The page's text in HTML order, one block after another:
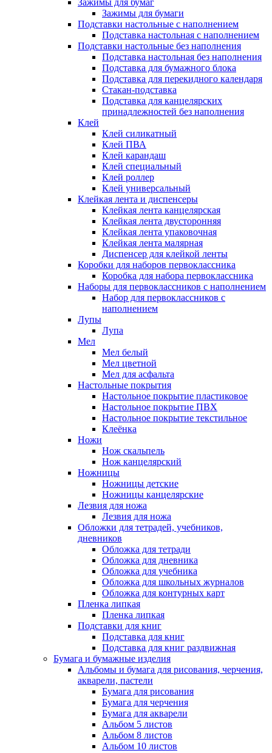
Зажимы для бумаг
Зажимы для бумаги
Подставки настольные с наполнением
Подставка настольная с наполнением
Подставки настольные без наполнения
Подставка настольная без наполнения
Подставка для бумажного блока
Подставка для перекидного календаря
Стакан-подставка
Подставка для канцелярских
принадлежностей без наполнения
Клей
Клей силикатный
Клей ПВА
Клей карандаш
Клей специальный
Клей роллер
Клей универсальный
Клейкая лента и диспенсеры
Клейкая лента канцелярская
Клейкая лента двусторонняя
Клейкая лента упаковочная
Клейкая лента малярная
Диспенсер для клейкой ленты
Коробки для наборов первоклассника
Коробка для набора первоклассника
Наборы для первоклассников с наполнением
Набор для первоклассников с
наполнением
Лупы
Лупа
Мел
Мел белый
Мел цветной
Мел для асфальта
Настольные покрытия
Настольное покрытие пластиковое
Настольное покрытие ПВХ
Настольное покрытие текстильное
Клеёнка
Ножи
Нож скальпель
Нож канцелярский
Ножницы
Ножницы детские
Ножницы канцелярские
Лезвия для ножа
Лезвия для ножа
Обложки для тетрадей, учебников,
дневников
Обложка для тетради
Обложка для дневника
Обложка для учебника
Обложка для школьных журналов
Обложка для контурных карт
Пленка липкая
Пленка липкая
Подставки для книг
Подставка для книг
Подставка для книг раздвижная
Бумага и бумажные изделия
Альбомы и бумага для рисования, черчения,
акварели, пастели
Бумага для рисования
Бумага для черчения
Бумага для акварели
Альбом 5 листов
Альбом 8 листов
Альбом 10 листов